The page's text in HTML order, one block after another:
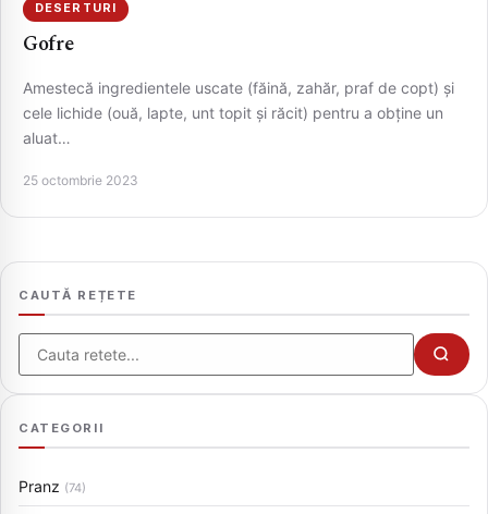
DESERTURI
Gofre
Amestecă ingredientele uscate (făină, zahăr, praf de copt) și
cele lichide (ouă, lapte, unt topit și răcit) pentru a obține un
aluat…
25 octombrie 2023
CAUTĂ REȚETE
Cauta
CATEGORII
Pranz (74)